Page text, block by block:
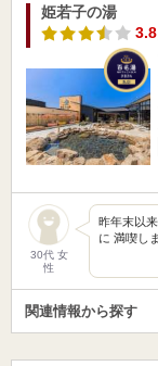
姫若子の湯
30代 女
性
昨年末以
に 満喫し
関連情報から探す